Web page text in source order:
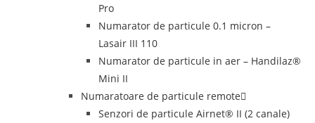
Pro
Numarator de particule 0.1 micron –
Lasair III 110
Numarator de particule in aer – Handilaz®
Mini II
Numaratoare de particule remote
Senzori de particule Airnet® II (2 canale)